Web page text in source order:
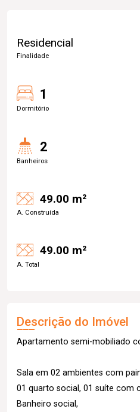
Residencial
Finalidade
1
Dormitório
2
Banheiros
49.00 m²
A. Construída
49.00 m²
A. Total
Descrição do Imóvel
Apartamento semi-mobiliado
Sala em 02 ambientes com
01 quarto social, 01 suíte com
Banheiro social,